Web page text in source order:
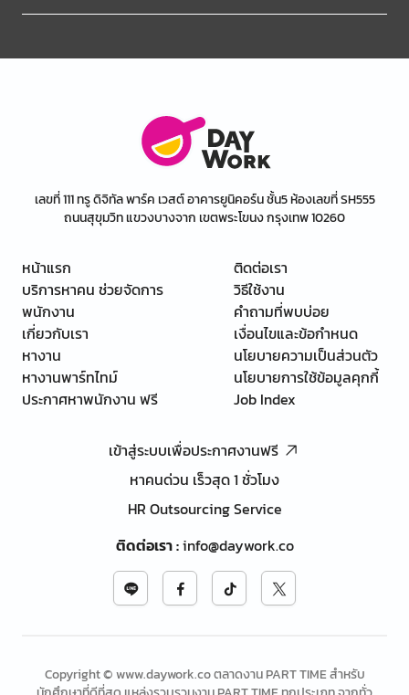
เลขที่ 111 ทรู ดิจิทัล พาร์ค เวสต์ อาคารยูนิคอร์น ชั้น5 ห้องเลขที่ SH555
ถนนสุขุมวิท แขวงบางจาก เขตพระโขนง กรุงเทพ 10260
หน้าแรก
บริการหาคน ช่วยจัดการ
พนักงาน
เกี่ยวกับเรา
หางาน
หางานพาร์ทไทม์
ประกาศหาพนักงาน ฟรี
ติดต่อเรา
วิธีใช้งาน
คำถามที่พบบ่อย
เงื่อนไขและข้อกำหนด
นโยบายความเป็นส่วนตัว
นโยบายการใช้ข้อมูลคุกกี้
Job Index
เข้าสู่ระบบเพื่อประกาศงานฟรี
หาคนด่วน เร็วสุด 1 ชั่วโมง
HR Outsourcing Service
ติดต่อเรา:info@daywork.co
Copyright © www.daywork.co ตลาดงาน PART TIME สำหรับ